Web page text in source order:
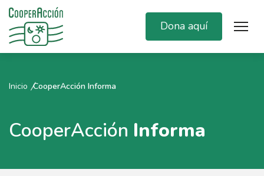
Dona aquí
Inicio CooperAcción Informa
CooperAcción Informa